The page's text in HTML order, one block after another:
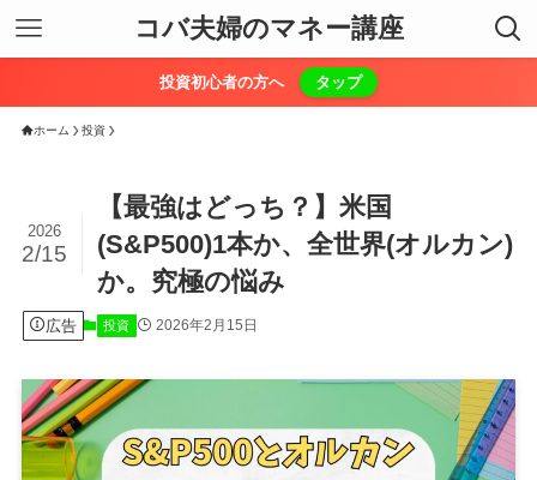
コバ夫婦のマネー講座
投資初心者の方へ タップ
ホーム 投資
【最強はどっち？】米国
(S&P500)1本か、全世界(オルカン)
か。究極の悩み
2026
2/15
広告 投資 2026年2月15日